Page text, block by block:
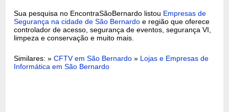
Sua pesquisa no EncontraSãoBernardo listou Empresas de
Segurança na cidade de São Bernardo e região que oferece
controlador de acesso, segurança de eventos, segurança VI,
limpeza e conservação e muito mais.
Similares: »CFTV em São Bernardo » Lojas e Empresas de
Informática em São Bernardo